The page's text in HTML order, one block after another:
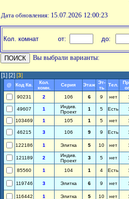
Дата обновления: 15.07.2026 12:00:23
Кол. комнат от: до:
Вы выбрали варианты:
[1] [2] [3]
@ Код Кв.
Кол.
комн.
Серия Этаж Эт-
ть
Тел.
90231
2 106 6 9 нет
49607 1
Индив.
Проект
1 5 Есть
103469 1 105 1 5 нет
46215 3 106 9 9 Есть
122186 1 Элитка 5 10 нет
121189 2
Индив.
Проект
3 5 нет
85560 1 104 1 4 Есть
119746 3 Элитка 6 9 нет
116442 1 Элитка 5 10 нет